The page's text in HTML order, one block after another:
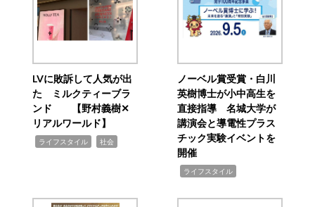
LVに敗訴して人気が出
た ミルクティーブラ
ンド 【野村義樹✕
リアルワールド】
ライフスタイル 社会
ノーベル賞受賞・白川
英樹博士が小中高生を
直接指導 名城大学が
講演会と導電性プラス
チック実験イベントを
開催
ライフスタイル